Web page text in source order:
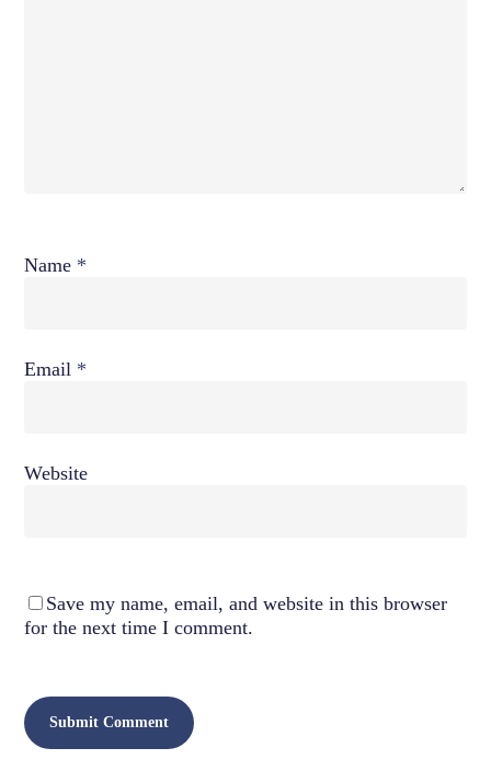
Name *
Email *
Website
Save my name, email, and website in this browser
for the next time I comment.